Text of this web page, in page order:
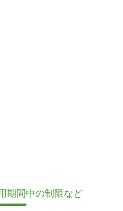
期間中の制限など